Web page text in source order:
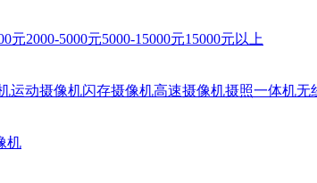
元2000-5000元5000-15000元15000元以上
运动摄像机闪存摄像机高速摄像机摄照一体机无
机